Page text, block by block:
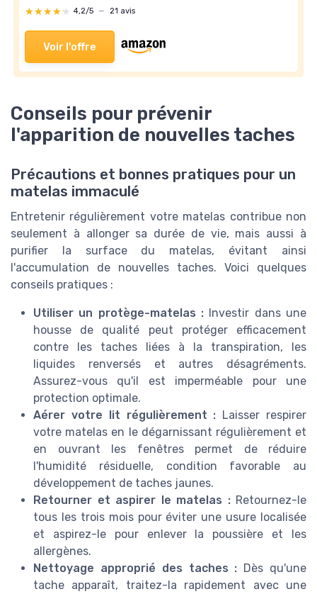
★★★★★
★★★★★ 4,2/5 — 21 avis
Voir l'offre
Conseils pour prévenir
l'apparition de nouvelles taches
Précautions et bonnes pratiques pour un
matelas immaculé
Entretenir régulièrement votre matelas contribue non
seulement à allonger sa durée de vie, mais aussi à
purifier la surface du matelas, évitant ainsi
l'accumulation de nouvelles taches. Voici quelques
conseils pratiques :
Utiliser un protège-matelas : Investir dans une
housse de qualité peut protéger efficacement
contre les taches liées à la transpiration, les
liquides renversés et autres désagréments.
Assurez-vous qu'il est imperméable pour une
protection optimale.
Aérer votre lit régulièrement : Laisser respirer
votre matelas en le dégarnissant régulièrement et
en ouvrant les fenêtres permet de réduire
l'humidité résiduelle, condition favorable au
développement de taches jaunes.
Retourner et aspirer le matelas :Retournez-le
tous les trois mois pour éviter une usure localisée
et aspirez-le pour enlever la poussière et les
allergènes.
Nettoyage approprié des taches : Dès qu'une
tache apparaît, traitez-la rapidement avec une